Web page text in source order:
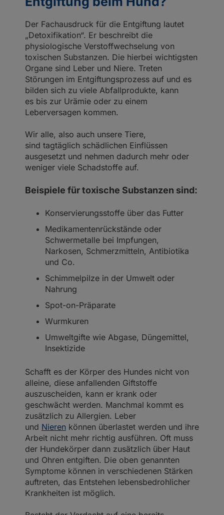
Der Fachausdruck für die Entgiftung lautet
„Detoxifikation“. Er beschreibt die
physiologische Verstoffwechselung von
toxischen Substanzen. Die hierbei wichtigsten
Organe sind Leber und Niere. Treten
Störungen im Entgiftungsprozess auf und es
bilden sich zu viele Abfallprodukte, kann
es bis zur Urämie oder zu einem
Leberversagen kommen.
Wir alle, also auch unsere Tiere,
sind tagtäglich schädlichen Einflüssen
ausgesetzt und nehmen dadurch mehr oder
weniger viele Schadstoffe auf.
Beispiele für toxische Substanzen sind:
Konservierungsstoffe über das Futter
Medikamentenrückstände oder
Schwermetalle bei Impfungen,
Narkosen, Schmerzmitteln, Antibiotika
und Co.
Schimmelpilze in der Umwelt oder
Nahrung
Spot-on-Präparate
Wurmkuren
Umweltgifte wie Abgase, Düngemittel,
Insektizide
Schafft es der Körper des Hundes nicht von
alleine, diese anfallenden Giftstoffe
auszuscheiden, kann er krank oder
geschwächt werden. Manchmal kommt es
zusätzlich zu Allergien. Leber
und Nieren können überlastet werden und ihre
Arbeit nicht mehr richtig ausführen. Oft muss
der Hundekörper dann zusätzlich über Haut
und Ohren entgiften. Die oben genannten
Symptome können in verschiedenen Stärken
auftreten, das Entstehen lebensbedrohlicher
Krankheiten ist möglich.